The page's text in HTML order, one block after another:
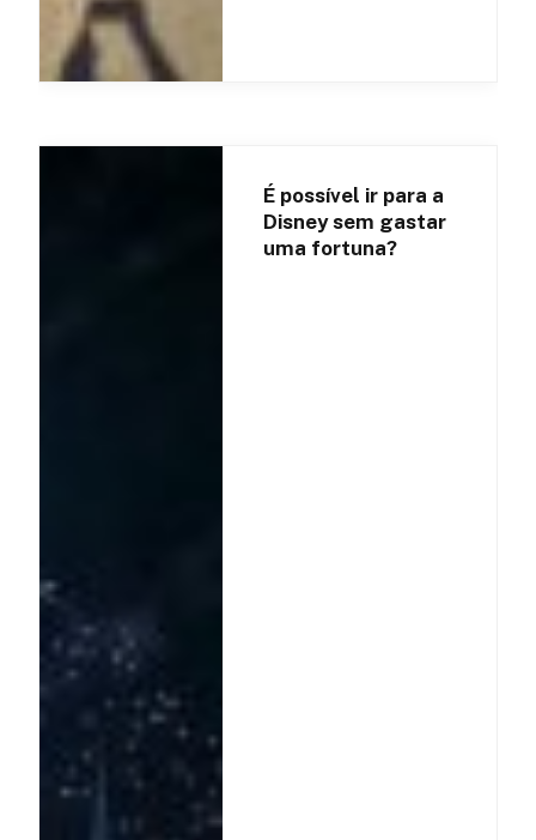
É possível ir para a
Disney sem gastar
uma fortuna?